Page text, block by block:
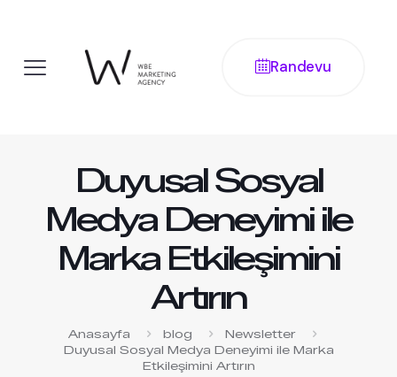
Randevu
Duyusal Sosyal
Medya Deneyimi ile
Marka Etkileşimini
Artırın
Anasayfa blog
Newsletter
Duyusal Sosyal Medya Deneyimi ile Marka
Etkileşimini Artırın